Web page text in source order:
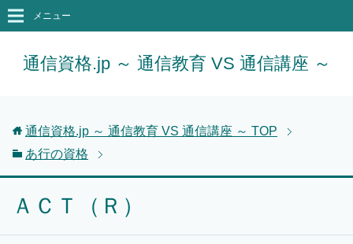
通信資格.jp ～ 通信教育 VS 通信講座 ～
メニュー
通信資格.jp ～ 通信教育 VS 通信講座 ～ TOP
あ行の資格
ＡＣＴ（Ｒ）